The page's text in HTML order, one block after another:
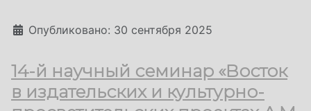
Информация о материале
Опубликовано: 30 сентября 2025
14-й научный семинар «Восток
в издательских и культурно-